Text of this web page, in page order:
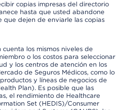
copias impresas del directorio
hasta que usted abandone
que dejen de enviarle las copias
los mismos niveles de
o los costos para seleccionar
y los centros de atención en los
de Seguros Médicos, como lo
y líneas de negocios de
Plan). Es posible que las
el rendimiento de Healthcare
Set (HEDIS)/Consumer